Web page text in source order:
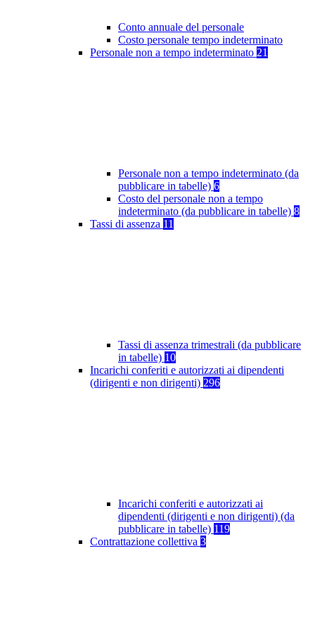
Conto annuale del personale
Costo personale tempo indeterminato
Personale non a tempo indeterminato 21
Personale non a tempo indeterminato (da
pubblicare in tabelle) 6
Costo del personale non a tempo
indeterminato (da pubblicare in tabelle) 8
Tassi di assenza 11
Tassi di assenza trimestrali (da pubblicare
in tabelle) 10
Incarichi conferiti e autorizzati ai dipendenti
(dirigenti e non dirigenti) 296
Incarichi conferiti e autorizzati ai
dipendenti (dirigenti e non dirigenti) (da
pubblicare in tabelle) 119
Contrattazione collettiva 3